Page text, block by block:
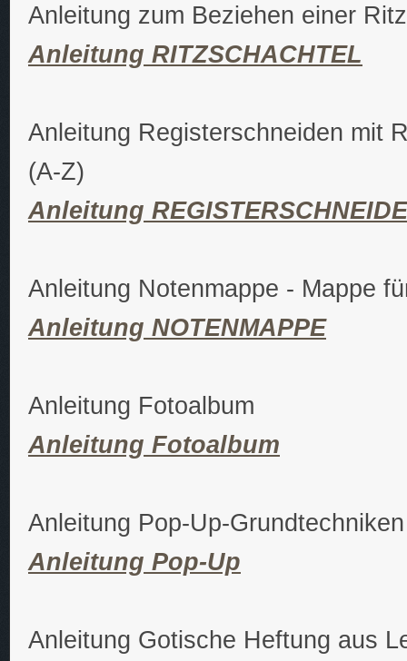
Anleitung zum Beziehen einer
Anleitung RITZSCHACHTEL
Anleitung Registerschneiden mit
(A-Z)
Anleitung
Anleitung Notenmappe - Mappe
Anleitung NOTENMAPPE
Anleitung Fotoalbum
Anleitung Fotoalbum
Anleitung Pop-Up-Grundtechniken
Anleitung Pop-Up
Anleitung Gotische Heftung aus